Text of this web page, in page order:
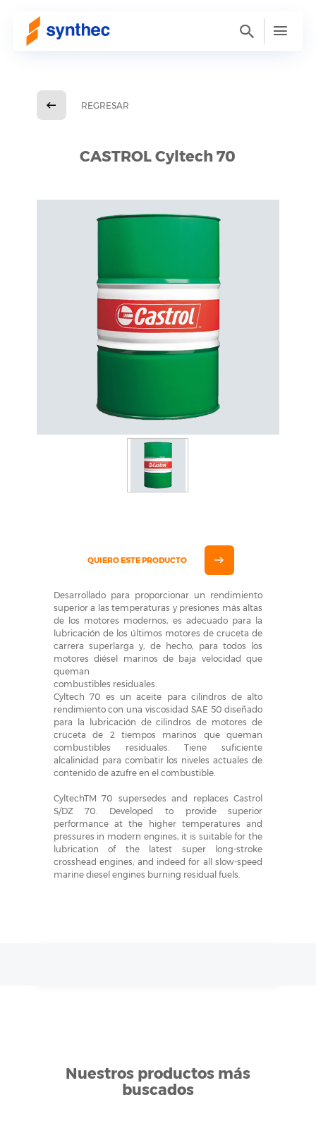
REGRESAR
CASTROL Cyltech 70
QUIERO ESTE PRODUCTO
Desarrollado para proporcionar un rendimiento
superior a las temperaturas y presiones más altas
de los motores modernos, es adecuado para la
lubricación de los últimos motores de cruceta de
carrera superlarga y, de hecho, para todos los
motores diésel marinos de baja velocidad que
queman
combustibles residuales.
Cyltech 70 es un aceite para cilindros de alto
rendimiento con una viscosidad SAE 50 diseñado
para la lubricación de cilindros de motores de
cruceta de 2 tiempos marinos que queman
combustibles residuales. Tiene suficiente
alcalinidad para combatir los niveles actuales de
contenido de azufre en el combustible.
CyltechTM 70 supersedes and replaces Castrol
S/DZ 70. Developed to provide superior
performance at the higher temperatures and
pressures in modern engines, it is suitable for the
lubrication of the latest super long-stroke
crosshead engines, and indeed for all slow-speed
marine diesel engines burning residual fuels.
Nuestros productos más
buscados